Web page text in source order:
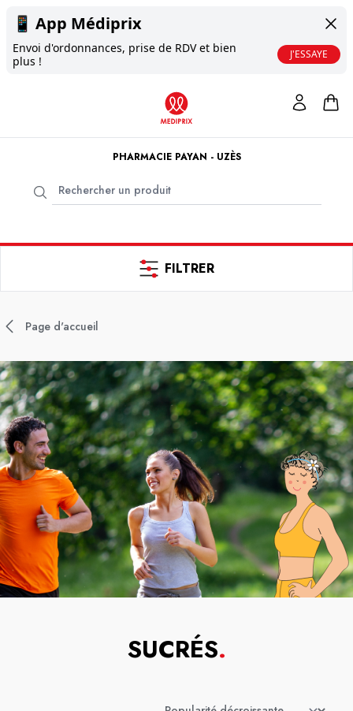
📱 App Médiprix
Envoi d'ordonnances, prise de RDV et bien
plus !
J'ESSAYE
PHARMACIE PAYAN - UZÈS
FILTRER
Page d'accueil
SUCRÉS.